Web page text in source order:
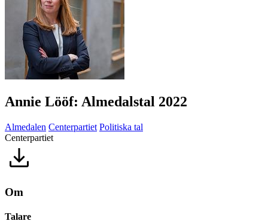
Annie Lööf: Almedalstal 2022
Almedalen Centerpartiet Politiska tal
Centerpartiet
Om
Talare